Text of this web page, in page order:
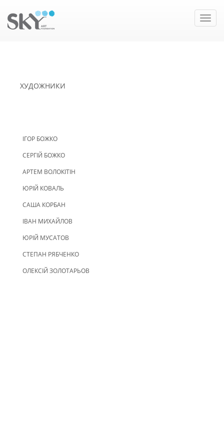
Toggle
ХУДОЖНИКИ
ІГОР БОЖКО
СЕРГІЙ БОЖКО
АРТЕМ ВОЛОКІТІН
ЮРІЙ КОВАЛЬ
САША КОРБАН
ІВАН МИХАЙЛОВ
ЮРІЙ МУСАТОВ
СТЕПАН РЯБЧЕНКО
ОЛЕКСІЙ ЗОЛОТАРЬОВ